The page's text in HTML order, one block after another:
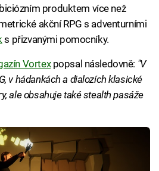
produktem více než
akční RPG s adventurními
s přizvanými pomocníky.
Vortexpopsal následovně: "V
v hádankách a dialozích klasické
ale obsahuje také stealth pasáže